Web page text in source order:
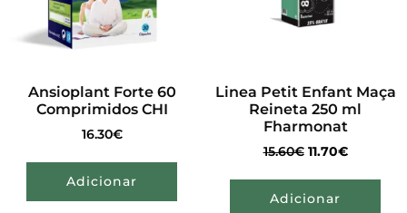
Ansioplant Forte 60
Comprimidos CHI
16.30€
Adicionar
Linea Petit Enfant Maça
Reineta 250 ml
Fharmonat
15.60€ 11.70€
Adicionar